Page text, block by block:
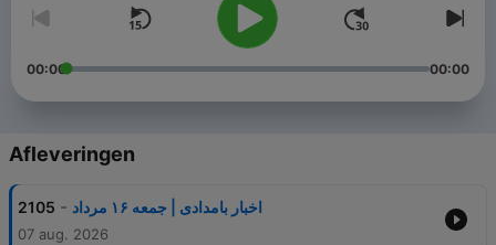
00:00 00:00
Afleveringen
2105 - اخبار بامدادی | جمعه ۱۶ مرداد
07 aug. 2026